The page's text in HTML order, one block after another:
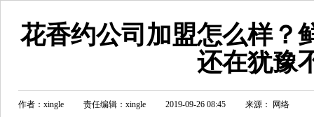
花香约公司加盟怎么样？
还在犹豫
作者：xingle 责任编辑：xingle 2019-09-26 08:45 来源： 网络